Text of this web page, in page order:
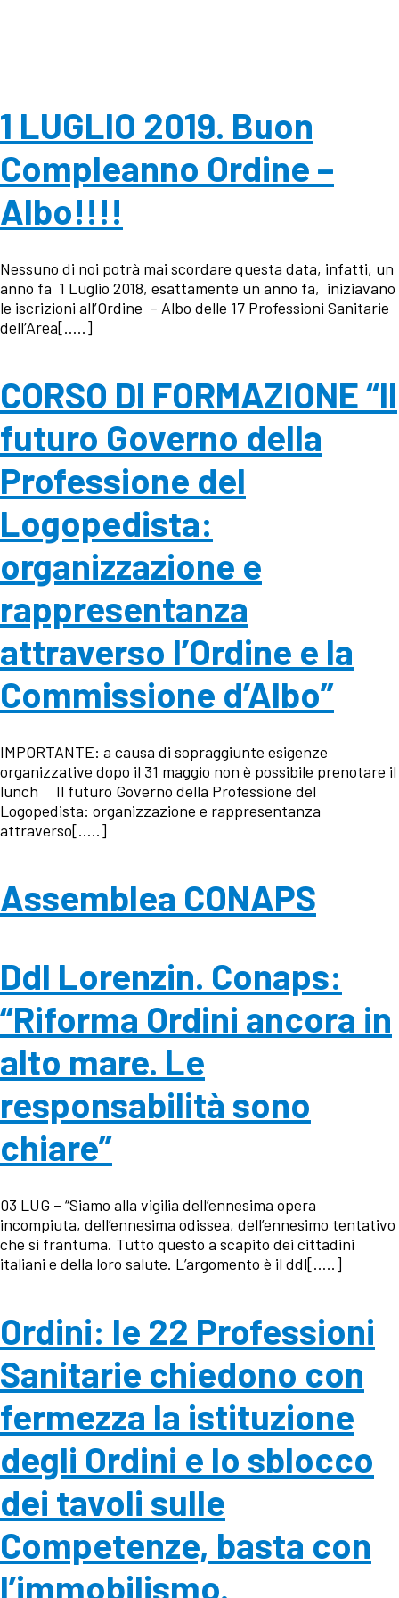
1 LUGLIO 2019. Buon
Compleanno Ordine –
Albo!!!!
Nessuno di noi potrà mai scordare questa data, infatti, un
anno fa 1 Luglio 2018, esattamente un anno fa, iniziavano
le iscrizioni all’Ordine – Albo delle 17 Professioni Sanitarie
dell’Area[…..]
CORSO DI FORMAZIONE “Il
futuro Governo della
Professione del
Logopedista:
organizzazione e
rappresentanza
attraverso l’Ordine e la
Commissione d’Albo”
IMPORTANTE: a causa di sopraggiunte esigenze
organizzative dopo il 31 maggio non è possibile prenotare il
lunch Il futuro Governo della Professione del
Logopedista: organizzazione e rappresentanza
attraverso[…..]
Assemblea CONAPS
Ddl Lorenzin. Conaps:
“Riforma Ordini ancora in
alto mare. Le
responsabilità sono
chiare”
03 LUG – “Siamo alla vigilia dell’ennesima opera
incompiuta, dell’ennesima odissea, dell’ennesimo tentativo
che si frantuma. Tutto questo a scapito dei cittadini
italiani e della loro salute. L’argomento è il ddl[…..]
Ordini: le 22 Professioni
Sanitarie chiedono con
fermezza la istituzione
degli Ordini e lo sblocco
dei tavoli sulle
Competenze, basta con
l’immobilismo.